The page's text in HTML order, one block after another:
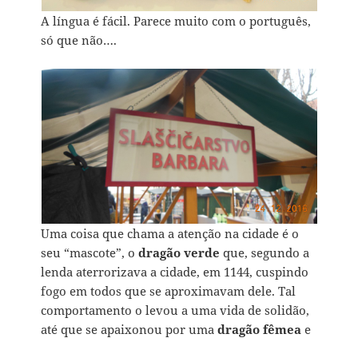
A língua é fácil. Parece muito com o português,
só que não….
Uma coisa que chama a atenção na cidade é o
seu “mascote”, odragão verde que, segundo a
lenda aterrorizava a cidade, em 1144, cuspindo
fogo em todos que se aproximavam dele. Tal
comportamento o levou a uma vida de solidão,
até que se apaixonou por umadragão fêmeae